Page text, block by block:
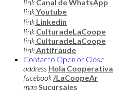
link Canal de WhatsApp
linkYoutube
link Linkedin
link CulturadeLaCoope
link CulturadeLaCoope
linkAntifraude
Contacto Open or Close
address Hola Cooperativa
facebook /LaCoopeAr
mapSucursales